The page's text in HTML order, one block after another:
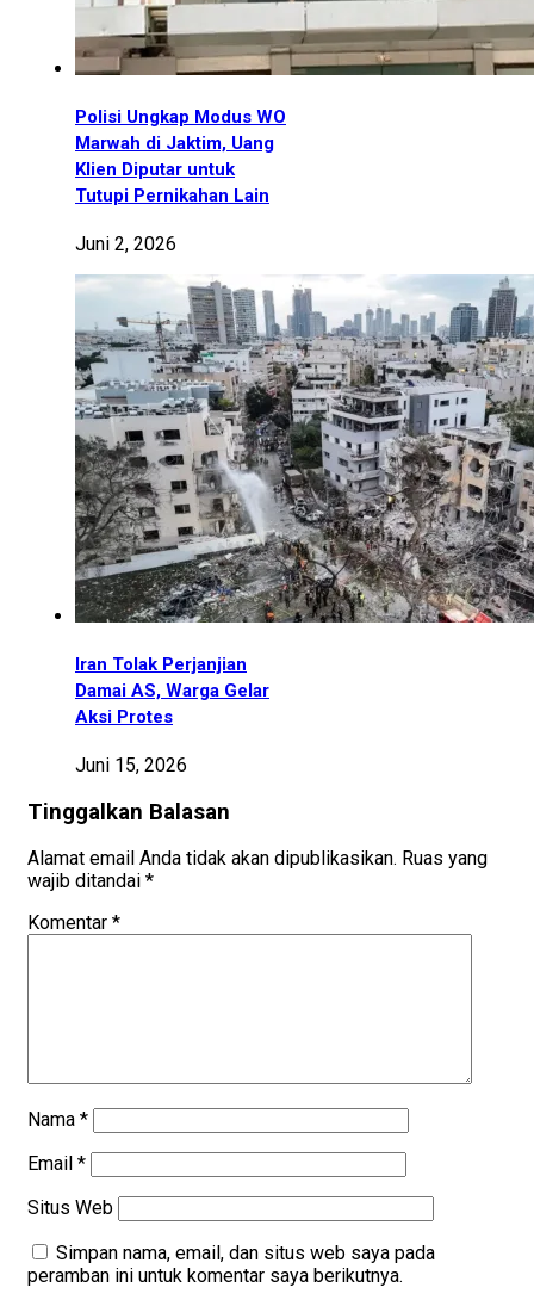
Polisi Ungkap Modus WO
Marwah di Jaktim, Uang
Klien Diputar untuk
Tutupi Pernikahan Lain
Juni 2, 2026
Iran Tolak Perjanjian
Damai AS, Warga Gelar
Aksi Protes
Juni 15, 2026
Tinggalkan Balasan
Alamat email Anda tidak akan dipublikasikan. Ruas yang
wajib ditandai *
Komentar *
Nama *
Email *
Situs Web
Simpan nama, email, dan situs web saya pada
peramban ini untuk komentar saya berikutnya.